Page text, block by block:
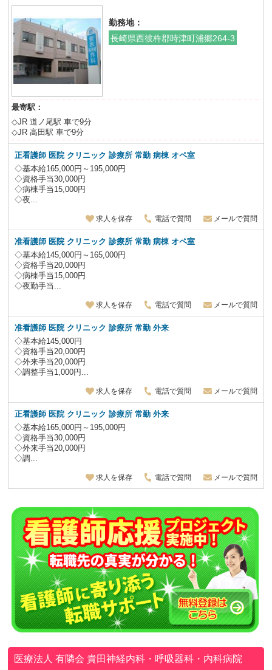
勤務地：
長崎県西彼杵郡時津町浦郷264-3
最寄駅：
◇JR 道ノ尾駅 車で9分
◇JR 高田駅 車で9分
正看護師 医院 クリニック 診療所 常勤 病棟 オペ室
◇基本給165,000円～195,000円
◇資格手当30,000円
◇病棟手当15,000円
◇夜...
求人を保存 電話で質問 メールで質問
准看護師 医院 クリニック 診療所 常勤 病棟 オペ室
◇基本給145,000円～165,000円
◇資格手当20,000円
◇病棟手当15,000円
◇夜勤手当...
求人を保存 電話で質問 メールで質問
准看護師 医院 クリニック 診療所 常勤 外来
◇基本給145,000円
◇資格手当20,000円
◇外来手当20,000円
◇調整手当1,000円...
求人を保存 電話で質問 メールで質問
正看護師 医院 クリニック 診療所 常勤 外来
◇基本給165,000円～195,000円
◇資格手当30,000円
◇外来手当20,000円
◇調...
求人を保存 電話で質問 メールで質問
医療法人 有隣会貴田神経内科・呼吸器科・内科病院